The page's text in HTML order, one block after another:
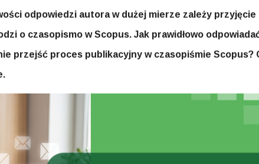
odpowiedzi autora w dużej mierze zależy przyjęcie
o czasopismo w Scopus. Jak prawidłowo
przejść proces publikacyjny w czasopiśmie Scopus?